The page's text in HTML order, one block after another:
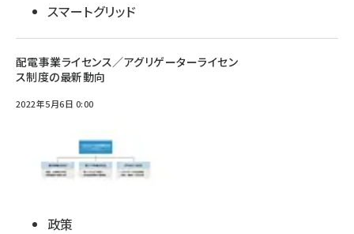
スマートグリッド
配電事業ライセンス／アグリゲーターライセン
ス制度の最新動向
2022年5月6日 0:00
政策